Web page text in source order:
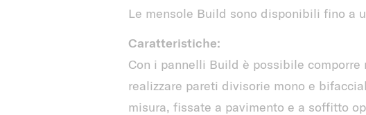
Le mensole Build sono disponibili fino a
Caratteristiche:
Con i pannelli Build è possibile
realizzare pareti divisorie mono e
misura, fissate a pavimento e a soffitto